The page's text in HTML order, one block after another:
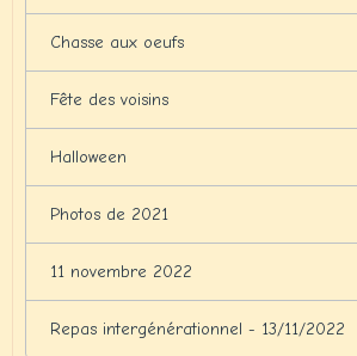
Chasse aux oeufs
Fête des voisins
Halloween
Photos de 2021
11 novembre 2022
Repas intergénérationnel - 13/11/2022